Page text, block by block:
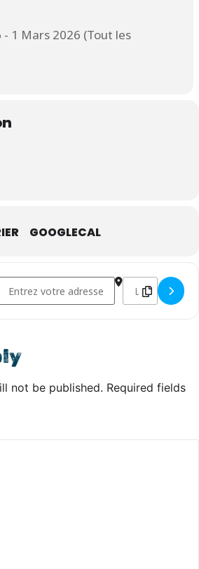
de la moto, faites nous
de voyage ou juste
c’est cela
des nouveaux
avec des marques
1 Mars 2026 (Tout les
GOOGLECAL
- Venez nous rencontrer au Salon
Destination
not be published. Required fields